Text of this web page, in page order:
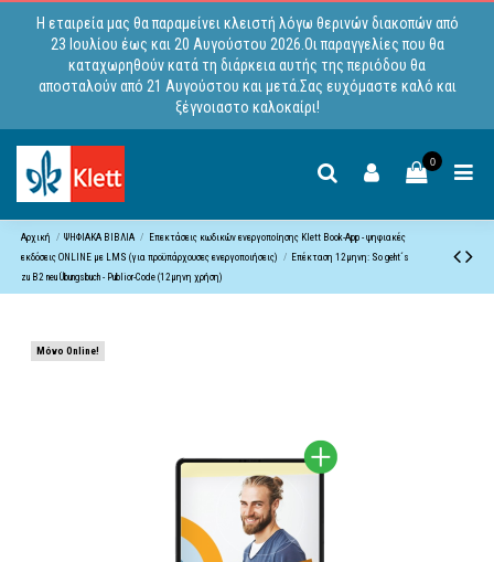
Η εταιρεία μας θα παραμείνει κλειστή λόγω θερινών διακοπών από
23 Ιουλίου έως και 20 Αυγούστου 2026.Οι παραγγελίες που θα
καταχωρηθούν κατά τη διάρκεια αυτής της περιόδου θα
αποσταλούν από 21 Αυγούστου και μετά.Σας ευχόμαστε καλό και
ξέγνοιαστο καλοκαίρι!
0
Αρχική ΨΗΦΙΑΚΑ ΒΙΒΛΙΑ
Επεκτάσεις κωδικών ενεργοποίησης Klett Book-App - ψηφιακές
εκδόσεις ONLINE με LMS (για προϋπάρχουσες ενεργοποιήσεις)
Επέκταση 12μηνη: So geht´s
zu B2 neu Übungsbuch - Publior-Code (12μηνη χρήση)
Μόνο Online!